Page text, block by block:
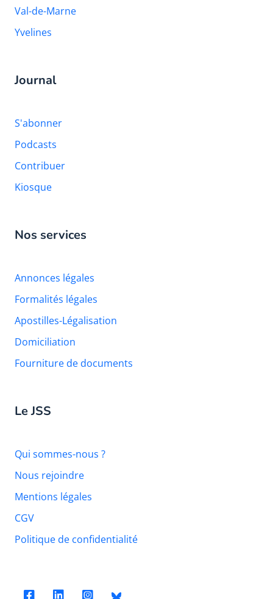
Val-de-Marne
Yvelines
Journal
S'abonner
Podcasts
Contribuer
Kiosque
Nos services
Annonces légales
Formalités légales
Apostilles-Légalisation
Domiciliation
Fourniture de documents
Le JSS
Qui sommes-nous ?
Nous rejoindre
Mentions légales
CGV
Politique de confidentialité